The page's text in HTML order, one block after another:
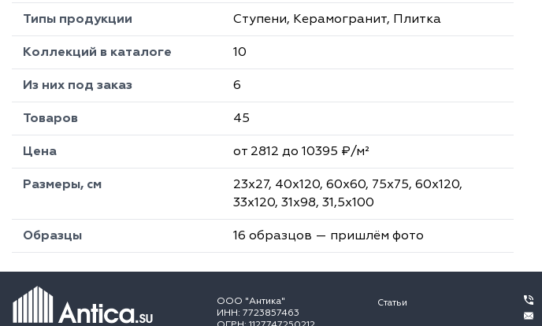
Типы продукции Ступени, Керамогранит, Плитка
Коллекций в каталоге 10
Из них под заказ 6
Товаров 45
Цена от 2812 до 10395 ₽/м²
Размеры, см
23х27, 40х120, 60х60, 75х75, 60х120,
33х120, 31х98, 31,5х100
Образцы 16 образцов — пришлём фото
ООО "Антика"
ИНН: 7723857463
Статьи